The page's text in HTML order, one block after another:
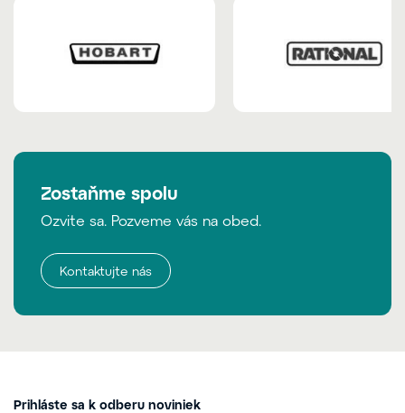
Zostaňme spolu
Ozvite sa. Pozveme vás na obed.
Kontaktujte nás
Prihláste sa k odberu noviniek